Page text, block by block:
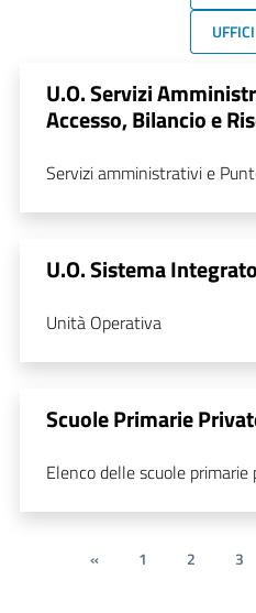
UFFICI
U.O. Servizi
Accesso, Bilancio e
Servizi amministrativi e
U.O. Sistema
Unità Operativa
Scuole Primarie
Elenco delle scuole
« 1 2 3